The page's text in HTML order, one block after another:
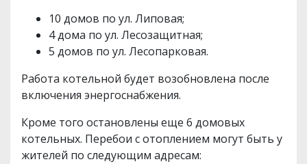
10 домов по ул. Липовая;
4 дома по ул. Лесозащитная;
5 домов по ул. Лесопарковая.
Работа котельной будет возобновлена после
включения энергоснабжения.
Кроме того остановлены еще 6 домовых
котельных. Перебои с отоплением могут быть у
жителей по следующим адресам: